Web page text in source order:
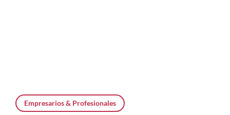
Empresarios & Profesionales